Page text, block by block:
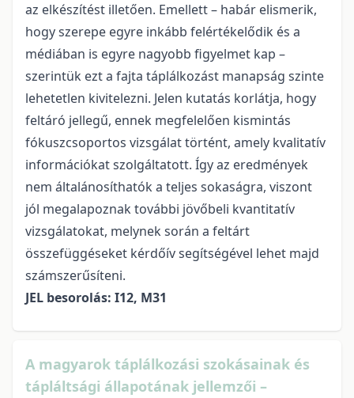
az elkészítést illetően. Emellett – habár elismerik,
hogy szerepe egyre inkább felértékelődik és a
médiában is egyre nagyobb figyelmet kap –
szerintük ezt a fajta táplálkozást manapság szinte
lehetetlen kivitelezni. Jelen kutatás korlátja, hogy
feltáró jellegű, ennek megfelelően kismintás
fókuszcsoportos vizsgálat történt, amely kvalitatív
információkat szolgáltatott. Így az eredmények
nem általánosíthatók a teljes sokaságra, viszont
jól megalapoznak további jövőbeli kvantitatív
vizsgálatokat, melynek során a feltárt
összefüggéseket kérdőív segítségével lehet majd
számszerűsíteni.
JEL besorolás: I12, M31
A magyarok táplálkozási szokásainak és
tápláltsági állapotának jellemzői –